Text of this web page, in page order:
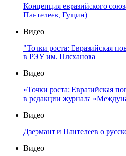
Концепция евразийского
Пантелеев, Гущин)
Видео
"Точки роста: Евразийская
в РЭУ им. Плеханова
Видео
«Точки роста: Евразийская
в редакции журнала
Видео
Дзермант и Пантелеев о
Видео